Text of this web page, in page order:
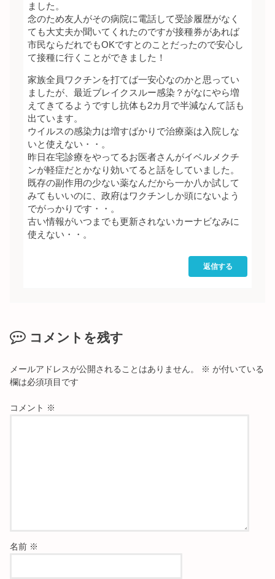
ました。
念のため友人がその病院に電話して受診履歴がなく
ても大丈夫か聞いてくれたのですが接種券があれば
市民ならだれでもOKですとのことだったので安心し
て接種に行くことができました！
家族全員ワクチンを打てば一安心なのかと思ってい
ましたが、最近ブレイクスルー感染？がなにやら増
えてきてるようですし抗体も2カ月で半減なんて話も
出ています。
ウイルスの感染力は増すばかりで治療薬は入院しな
いと使えない・・。
昨日在宅診療をやってるお医者さんがイベルメクチ
ンが軽症だとかなり効いてると話をしていました。
既存の副作用の少ない薬なんだから一か八か試して
みてもいいのに、政府はワクチンしか頭にないよう
でがっかりです・・。
古い情報がいつまでも更新されないカーナビなみに
使えない・・。
返信する
コメントを残す
メールアドレスが公開されることはありません。 ※ が付いている
欄は必須項目です
コメント ※
名前 ※